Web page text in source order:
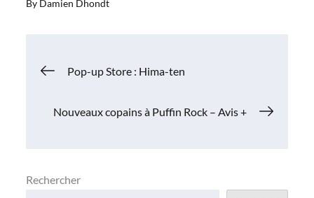
By Damien Dhondt
Navigation
de
Pop-up Store : Hima-ten
Nouveaux copains à Puffin Rock – Avis +
Rechercher